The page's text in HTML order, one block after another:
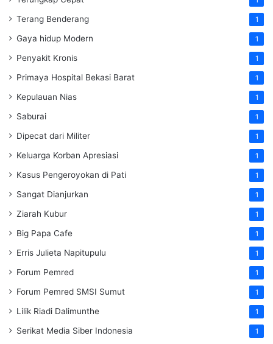
Terang Benderang 1
Gaya hidup Modern 1
Penyakit Kronis 1
Primaya Hospital Bekasi Barat 1
Kepulauan Nias 1
Saburai 1
Dipecat dari Militer 1
Keluarga Korban Apresiasi 1
Kasus Pengeroyokan di Pati 1
Sangat Dianjurkan 1
Ziarah Kubur 1
Big Papa Cafe 1
Erris Julieta Napitupulu 1
Forum Pemred 1
Forum Pemred SMSI Sumut 1
Lilik Riadi Dalimunthe 1
Serikat Media Siber Indonesia 1